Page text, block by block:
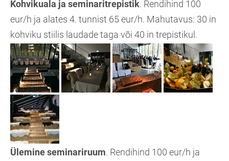
Kohvikuala ja seminaritrepistik. Rendihind 100
eur/h ja alates 4. tunnist 65 eur/h. Mahutavus: 30 in
kohviku stiilis laudade taga või 40 in trepistikul.
Ülemine seminariruum. Rendihind 100 eur/h ja